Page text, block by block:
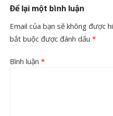
Để lại một bình luận
Email của bạn sẽ không được
bắt buộc được đánh dấu *
Bình luận *